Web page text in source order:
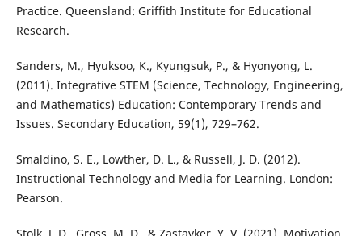
Practice. Queensland: Griffith Institute for Educational
Research.
Sanders, M., Hyuksoo, K., Kyungsuk, P., & Hyonyong, L.
(2011). Integrative STEM (Science, Technology, Engineering,
and Mathematics) Education: Contemporary Trends and
Issues. Secondary Education, 59(1), 729–762.
Smaldino, S. E., Lowther, D. L., & Russell, J. D. (2012).
Instructional Technology and Media for Learning. London:
Pearson.